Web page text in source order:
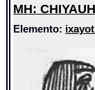
MH:
Elemento: ixayotl